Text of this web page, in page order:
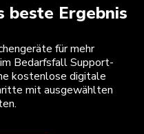
beste Ergebnis
für mehr
Bedarfsfall Support-
kostenlose digitale
mit ausgewählten